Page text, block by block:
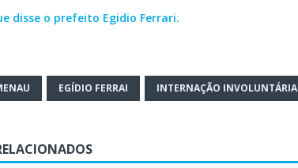
disse o prefeito Egidio Ferrari.
EGÍDIO FERRAI INTERNAÇÃO INVOLUNTÁRIA